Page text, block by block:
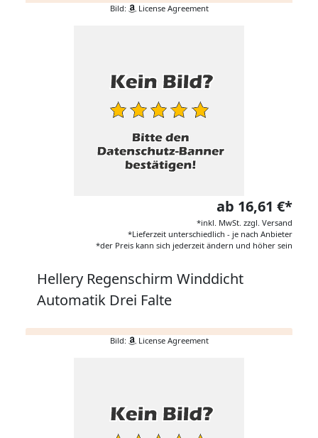
Bild: License Agreement
ab 16,61 €*
*inkl. MwSt. zzgl. Versand
*Lieferzeit unterschiedlich - je nach Anbieter
*der Preis kann sich jederzeit ändern und höher sein
Hellery Regenschirm Winddicht
Automatik Drei Falte
Bild: License Agreement